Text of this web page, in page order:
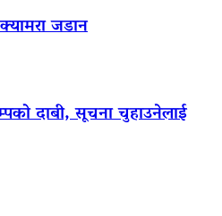
जडान
दाबी, सूचना चुहाउनेलाई